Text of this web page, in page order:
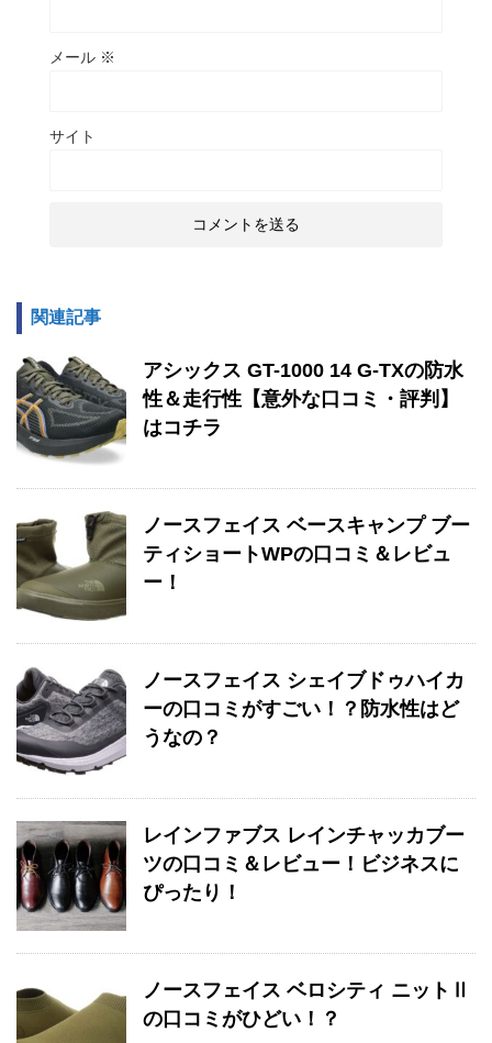
メール ※
サイト
関連記事
アシックス GT-1000 14 G-TXの防水
性＆走行性【意外な口コミ・評判】
はコチラ
ノースフェイス ベースキャンプ ブー
ティショートWPの口コミ＆レビュ
ー！
ノースフェイス シェイブドゥハイカ
ーの口コミがすごい！？防水性はど
うなの？
レインファブス レインチャッカブー
ツの口コミ＆レビュー！ビジネスに
ぴったり！
ノースフェイス ベロシティ ニットⅡ
の口コミがひどい！？